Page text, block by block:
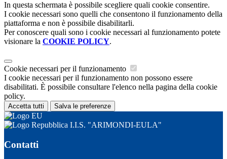
In questa schermata è possibile scegliere quali cookie consentire.
I cookie necessari sono quelli che consentono il funzionamento della
piattaforma e non è possibile disabilitarli.
Per conoscere quali sono i cookie necessari al funzionamento potete
visionare la COOKIE POLICY.
Cookie necessari per il funzionamento
I cookie necessari per il funzionamento non possono essere
disabilitati. È possibile consultare l'elenco nella pagina della cookie
policy.
Accetta tutti Salva le preferenze
I.I.S. "ARIMONDI-EULA"
Contatti